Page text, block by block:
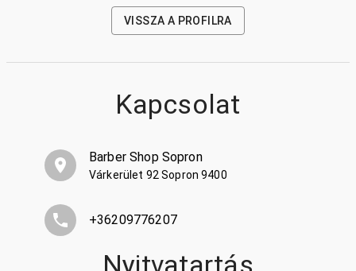
VISSZA A PROFILRA
Kapcsolat
Barber Shop Sopron
Várkerület 92 Sopron 9400
+36209776207